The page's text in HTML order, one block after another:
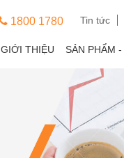
1800 1780 Tin tức
GIỚI THIỆU SẢN PHẨM